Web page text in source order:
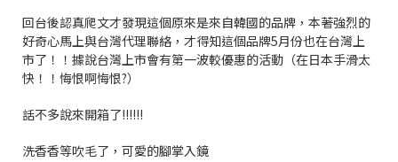
回台後認真爬文才發現這個原來是來自韓國的品牌，本著強烈的
好奇心馬上與台灣代理聯絡，才得知這個品牌5月份也在台灣上
市了！！據說台灣上市會有第一波較優惠的活動（在日本手滑太
快！！悔恨啊悔恨?）
話不多說來開箱了!!!!!!
洗香香等吹毛了，可愛的腳掌入鏡